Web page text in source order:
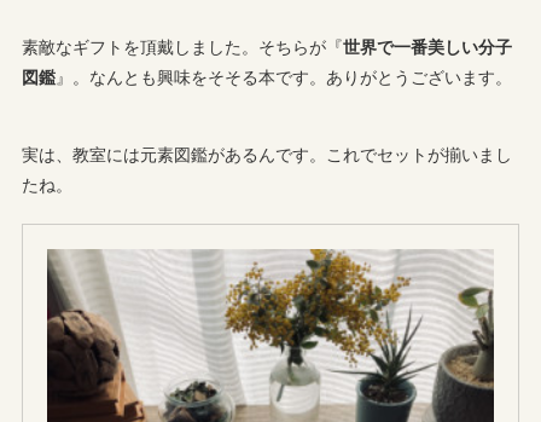
素敵なギフトを頂戴しました。そちらが『世界で一番美しい分子
図鑑』。なんとも興味をそそる本です。ありがとうございます。
実は、教室には元素図鑑があるんです。これでセットが揃いまし
たね。